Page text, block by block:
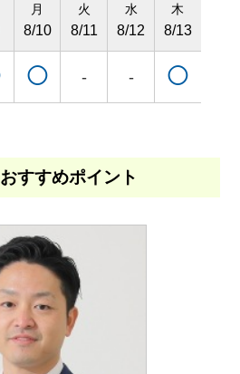
月
8/10
◯
火
8/11
-
水
8/12
-
木
8/13
◯
すすめポイント